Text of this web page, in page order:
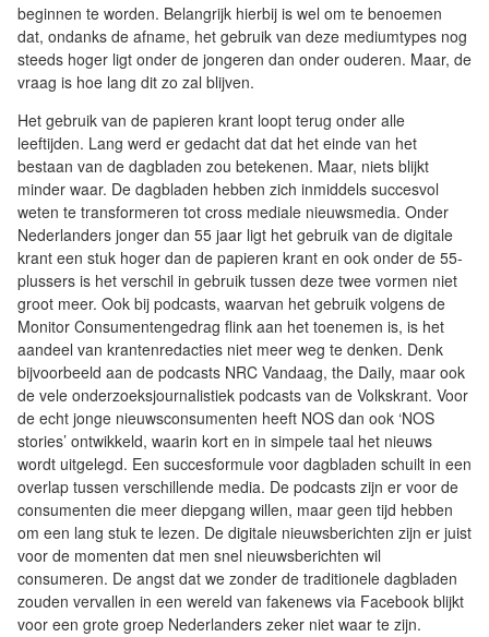
beginnen te worden. Belangrijk hierbij is wel om te benoemen
dat, ondanks de afname, het gebruik van deze mediumtypes nog
steeds hoger ligt onder de jongeren dan onder ouderen. Maar, de
vraag is hoe lang dit zo zal blijven.
Het gebruik van de papieren krant loopt terug onder alle
leeftijden. Lang werd er gedacht dat dat het einde van het
bestaan van de dagbladen zou betekenen. Maar, niets blijkt
minder waar. De dagbladen hebben zich inmiddels succesvol
weten te transformeren tot cross mediale nieuwsmedia. Onder
Nederlanders jonger dan 55 jaar ligt het gebruik van de digitale
krant een stuk hoger dan de papieren krant en ook onder de 55-
plussers is het verschil in gebruik tussen deze twee vormen niet
groot meer. Ook bij podcasts, waarvan het gebruik volgens de
Monitor Consumentengedrag flink aan het toenemen is, is het
aandeel van krantenredacties niet meer weg te denken. Denk
bijvoorbeeld aan de podcasts NRC Vandaag, the Daily, maar ook
de vele onderzoeksjournalistiek podcasts van de Volkskrant. Voor
de echt jonge nieuwsconsumenten heeft NOS dan ook ‘NOS
stories’ ontwikkeld, waarin kort en in simpele taal het nieuws
wordt uitgelegd. Een succesformule voor dagbladen schuilt in een
overlap tussen verschillende media. De podcasts zijn er voor de
consumenten die meer diepgang willen, maar geen tijd hebben
om een lang stuk te lezen. De digitale nieuwsberichten zijn er juist
voor de momenten dat men snel nieuwsberichten wil
consumeren. De angst dat we zonder de traditionele dagbladen
zouden vervallen in een wereld van fakenews via Facebook blijkt
voor een grote groep Nederlanders zeker niet waar te zijn.